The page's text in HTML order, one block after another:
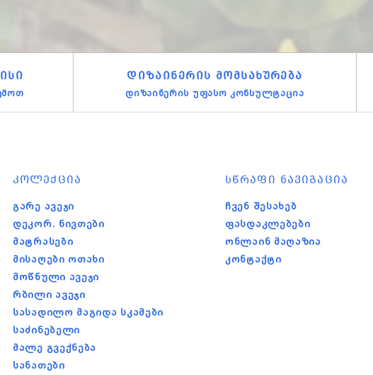
ᲓᲘᲖᲐᲘᲜᲔᲠᲘᲡ ᲛᲝᲛᲡᲐᲮᲣᲠᲔᲑᲐ
დიზაინერის უფასო კონსულტაცია
ᲙᲝᲚᲔᲥᲪᲘᲐ
Გარე Ავეჯი
Დეკორ. Ნივთები
Მატრასები
Მისაღები Ოთახი
Მოწნული Ავეჯი
Რბილი Ავეჯი
Სასადილო Მაგიდა Სკამები
Საძინებელი
Მალე Გვექნება
Სანათები
ᲡᲬᲠᲐᲤᲘ ᲜᲐᲕᲘᲒᲐᲪᲘᲐ
Ჩვენ Შესახებ
Ფასდაკლებები
Ონლაინ Მაღაზია
Კონტაქტი